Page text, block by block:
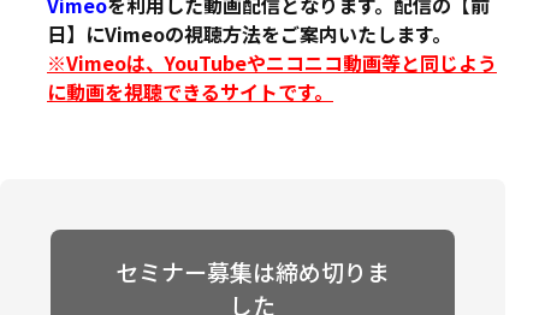
日】にVimeoの視聴方法をご案内いたします。
※Vimeoは、YouTubeやニコニコ動画等と同じよう
に動画を視聴できるサイトです。
セミナー募集は締め切りま
した